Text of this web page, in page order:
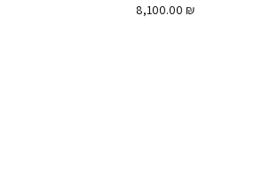
8,100.00 ₪